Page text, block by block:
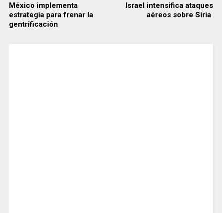
México implementa
estrategia para frenar la
gentrificación
Israel intensifica ataques
aéreos sobre Siria